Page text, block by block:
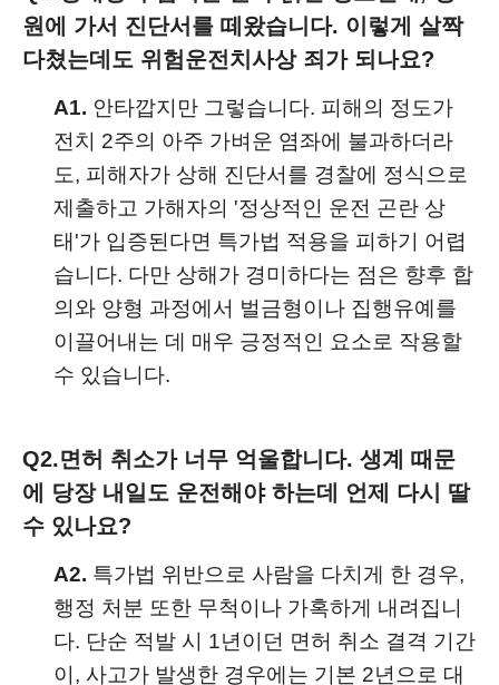
원에 가서 진단서를 떼왔습니다. 이렇게 살짝
다쳤는데도 위험운전치사상 죄가 되나요?
A1. 안타깝지만 그렇습니다. 피해의 정도가
전치 2주의 아주 가벼운 염좌에 불과하더라
도, 피해자가 상해 진단서를 경찰에 정식으로
제출하고 가해자의 '정상적인 운전 곤란 상
태'가 입증된다면 특가법 적용을 피하기 어렵
습니다. 다만 상해가 경미하다는 점은 향후 합
의와 양형 과정에서 벌금형이나 집행유예를
이끌어내는 데 매우 긍정적인 요소로 작용할
수 있습니다.
Q2.면허 취소가 너무 억울합니다. 생계 때문
에 당장 내일도 운전해야 하는데 언제 다시 딸
수 있나요?
A2. 특가법 위반으로 사람을 다치게 한 경우,
행정 처분 또한 무척이나 가혹하게 내려집니
다. 단순 적발 시 1년이던 면허 취소 결격 기간
이, 사고가 발생한 경우에는 기본 2년으로 대